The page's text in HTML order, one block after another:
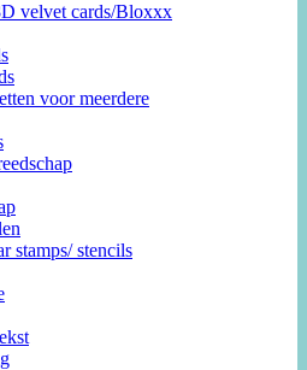
velvet cards/Bloxxx
voor meerdere
stamps/ stencils